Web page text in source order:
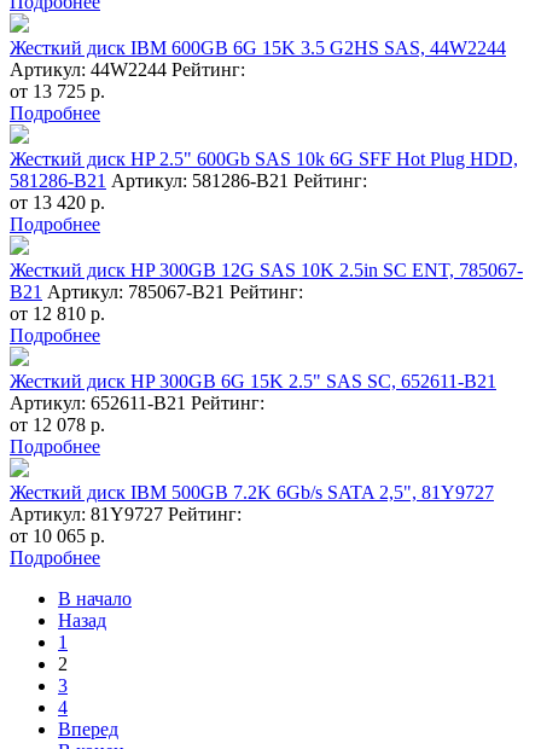
Жесткий диск IBM 600GB 6G 15K 3.5 G2HS SAS, 44W2244
Артикул: 44W2244 Рейтинг:
от 13 725 р.
Подробнее
Жесткий диск HP 2.5" 600Gb SAS 10k 6G SFF Hot Plug HDD,
581286-B21 Артикул: 581286-B21 Рейтинг:
от 13 420 р.
Подробнее
Жесткий диск HP 300GB 12G SAS 10K 2.5in SC ENT, 785067-
B21 Артикул: 785067-B21 Рейтинг:
от 12 810 р.
Подробнее
Жесткий диск HP 300GB 6G 15K 2.5" SAS SC, 652611-B21
Артикул: 652611-B21 Рейтинг:
от 12 078 р.
Подробнее
Жесткий диск IBM 500GB 7.2K 6Gb/s SATA 2,5", 81Y9727
Артикул: 81Y9727 Рейтинг:
от 10 065 р.
Подробнее
В начало
Назад
1
2
3
4
Вперед